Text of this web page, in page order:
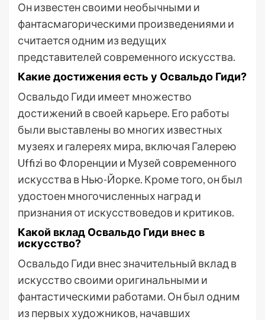
Он известен своими необычными и
фантасмагорическими произведениями и
считается одним из ведущих
представителей современного искусства.
Какие достижения есть у Освальдо Гиди?
Освальдо Гиди имеет множество
достижений в своей карьере. Его работы
были выставлены во многих известных
музеях и галереях мира, включая Галерею
Uffizi во Флоренции и Музей современного
искусства в Нью-Йорке. Кроме того, он был
удостоен многочисленных наград и
признания от искусствоведов и критиков.
Какой вклад Освальдо Гиди внес в
искусство?
Освальдо Гиди внес значительный вклад в
искусство своими оригинальными и
фантастическими работами. Он был одним
из первых художников, начавших